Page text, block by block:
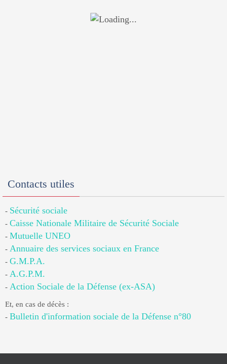
Contacts utiles
- Sécurité sociale
- Caisse Nationale Militaire de Sécurité Sociale
- Mutuelle UNEO
- Annuaire des services sociaux en France
- G.M.P.A.
- A.G.P.M.
- Action Sociale de la Défense (ex-ASA)
Et, en cas de décès :
- Bulletin d'information sociale de la Défense n°80